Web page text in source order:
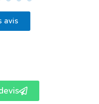
avis